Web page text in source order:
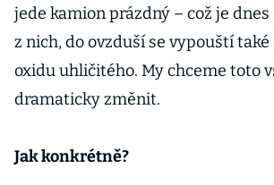
jede kamion prázdný – což je
z nich, do ovzduší se vypouští
oxidu uhličitého. My chceme toto
dramaticky změnit.
Jak konkrétně?